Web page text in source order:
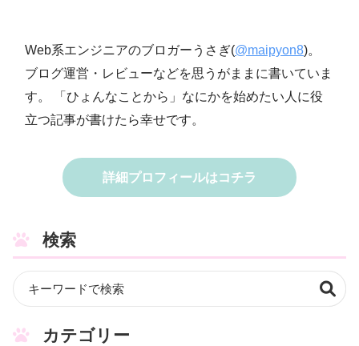
Web系エンジニアのブロガーうさぎ(@maipyon8)。
ブログ運営・レビューなどを思うがままに書いていま
す。 「ひょんなことから」なにかを始めたい人に役
立つ記事が書けたら幸せです。
詳細プロフィールはコチラ
検索
カテゴリー